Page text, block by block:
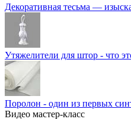
Декоративная тесьма —
Утяжелители для штор - что
Поролон - один из первых
Видео мастер-класс